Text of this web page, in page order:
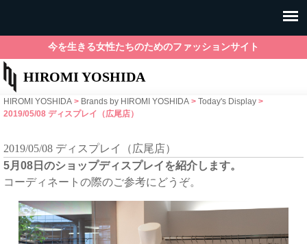
HIROMI YOSHIDA
今を生きる女性たちのためのファッションサイト
HIROMI YOSHIDA > Brands by HIROMI YOSHIDA > Today's Display >
2019/05/08 ディスプレイ（広尾店）
2019/05/08 ディスプレイ（広尾店）
5月08日のショップディスプレイを紹介します。
コーディネートの際のご参考にどうぞ。